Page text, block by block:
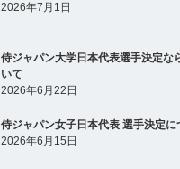
2026年7月1日
侍ジャパン大学日本代表選手決定な
いて
2026年6月22日
侍ジャパン女子日本代表 選手決定に
2026年6月15日